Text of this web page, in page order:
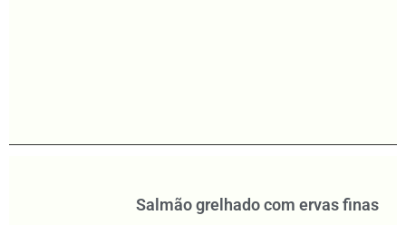
Salmão grelhado com ervas finas